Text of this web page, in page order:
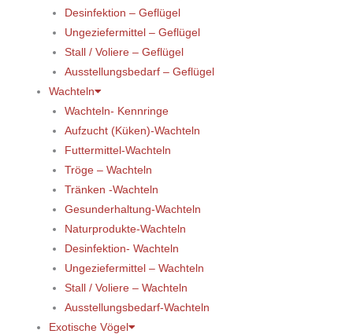
Desinfektion – Geflügel
Ungeziefermittel – Geflügel
Stall / Voliere – Geflügel
Ausstellungsbedarf – Geflügel
Wachteln
Wachteln- Kennringe
Aufzucht (Küken)-Wachteln
Futtermittel-Wachteln
Tröge – Wachteln
Tränken -Wachteln
Gesunderhaltung-Wachteln
Naturprodukte-Wachteln
Desinfektion- Wachteln
Ungeziefermittel – Wachteln
Stall / Voliere – Wachteln
Ausstellungsbedarf-Wachteln
Exotische Vögel